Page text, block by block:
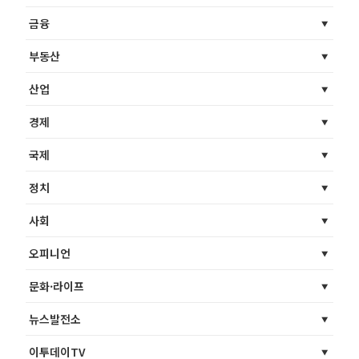
금융
부동산
산업
경제
국제
정치
사회
오피니언
문화·라이프
뉴스발전소
이투데이TV